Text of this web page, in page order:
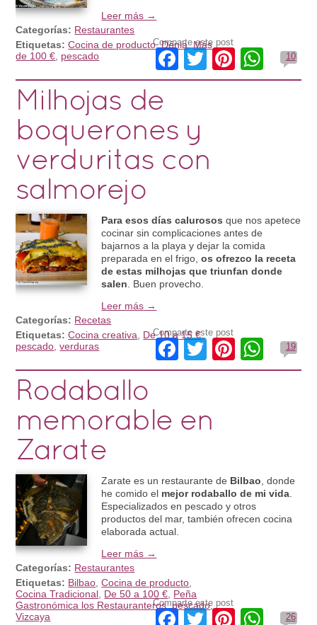
Leer más →
Categorías: Restaurantes
Etiquetas: Cocina de producto,Dénia,Más
de 100 € pescado
Comparte este post
Facebook
Twitter 10
Milhojas de
boquerones y
verduritas con
salmorejo
Para esos días calurosos que nos apetece
cocinar sin complicaciones antes de
bajarnos a la playa y dejar la comida
preparada en el frigo, os ofrezco la receta
de estas milhojas que triunfan donde
salen . Buen provecho.
Leer más →
Categorías: Recetas
Etiquetas: Cocina creativa De 10 a 15 €,
pescado ,verduras
Comparte este post
Facebook
Twitter 19
Rodaballo
memorable en
Zarate
Zarate es un restaurante de Bilbao , donde
he comido el mejor rodaballo de mi vida
Especializados en pescado y otros
productos del mar, también ofrecen cocina
elaborada actual.
Leer más →
Categorías: Restaurantes
Etiquetas: Bilbao ,Cocina de producto
Cocina Tradicional De 50 a 100 € Peña
Gastronómica los Restauranteros,pescado,
Vizcaya
Comparte este post
Facebook
Twitter 26